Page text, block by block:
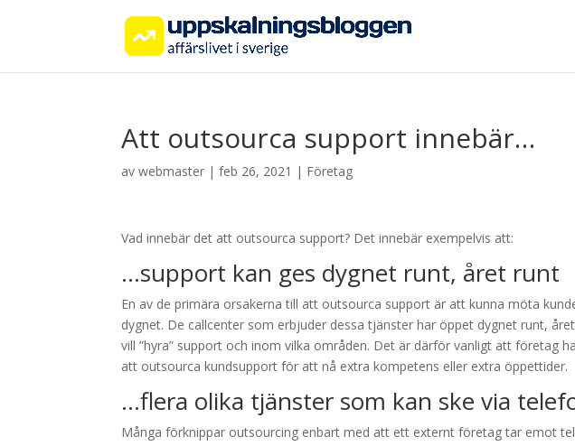
Att outsourca support innebär…
avwebmaster |feb 26, 2021 | Företag
Vad innebär det att outsourca support? Det innebär exempelvis att:
…support kan ges dygnet runt, året runt
En av de primära orsakerna till att outsourca support är att kunna möta
dygnet. De callcenter som erbjuder dessa tjänster har öppet dygnet runt,
vill ”hyra” support och inom vilka områden. Det är därför vanligt att företag
att outsourca kundsupport för att nå extra kompetens eller extra öppettider.
…flera olika tjänster som kan ske via
Många förknippar outsourcing enbart med att ett externt företag tar emot